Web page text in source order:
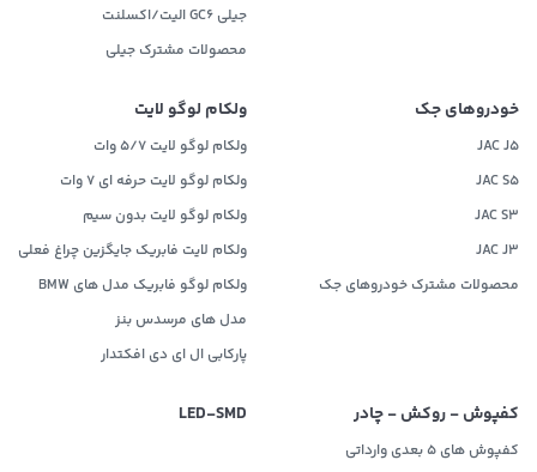
جیلی GC6 الیت/اکسلنت
محصولات مشترک جیلی
خودروهای جک
JAC J5
JAC S5
JAC S3
JAC J3
محصولات مشترک خودروهای جک
ولکام لوگو لایت
ولکام لوگو لایت 5/7 وات
ولکام لوگو لایت حرفه ای 7 وات
ولکام لوگو لایت بدون سیم
ولکام لایت فابریک جایگزین چراغ فعلی
ولکام لوگو فابریک مدل های BMW
مدل های مرسدس بنز
پارکابی ال ای دی افکتدار
کفپوش - روکش - چادر
کفپوش های 5 بعدی وارداتی
LED‌-SMD